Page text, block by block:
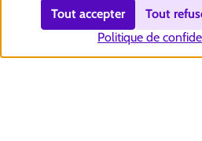
Tout accepter Tout
Politique de